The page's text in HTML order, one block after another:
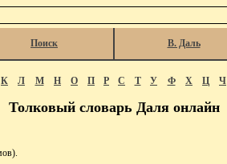
Поиск В. Даль
К Л М Н О П Р С Т У Ф Х Ц Ч
Толковый словарь Даля онлайн